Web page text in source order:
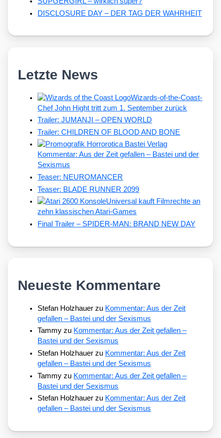
DISCLOSURE DAY – DER TAG DER WAHRHEIT
Letzte News
Wizards-of-the-Coast-
Chef John Hight tritt zum 1. September zurück
Trailer: JUMANJI – OPEN WORLD
Trailer: CHILDREN OF BLOOD AND BONE
Kommentar: Aus der Zeit gefallen – Bastei und der
Sexismus
Teaser: NEUROMANCER
Teaser: BLADE RUNNER 2099
Universal kauft Filmrechte an
zehn klassischen Atari-Games
Final Trailer – SPIDER-MAN: BRAND NEW DAY
Neueste Kommentare
Stefan Holzhauer zu Kommentar: Aus der Zeit
gefallen – Bastei und der Sexismus
Tammy zu Kommentar: Aus der Zeit gefallen –
Bastei und der Sexismus
Stefan Holzhauer zu Kommentar: Aus der Zeit
gefallen – Bastei und der Sexismus
Tammy zu Kommentar: Aus der Zeit gefallen –
Bastei und der Sexismus
Stefan Holzhauer zu Kommentar: Aus der Zeit
gefallen – Bastei und der Sexismus